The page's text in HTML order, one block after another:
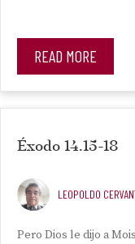
READ MORE
Éxodo 14.15-18
LEOPOLDO
Pero Dios le dijo a